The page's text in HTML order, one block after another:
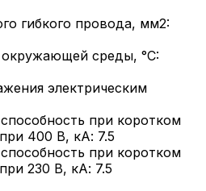
гибкого провода, мм2:
окружающей среды, °C:
электрическим
при коротком
400 В, кА: 7.5
при коротком
230 В, кА: 7.5